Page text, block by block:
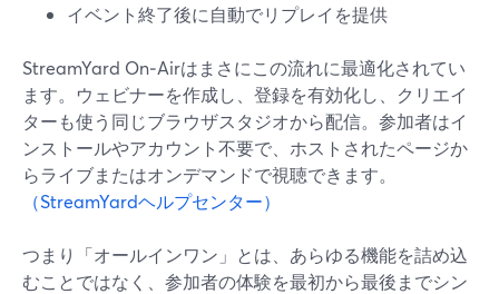
イベント終了後に自動でリプレイを提供
StreamYard On‑Airはまさにこの流れに最適化されてい
ます。ウェビナーを作成し、登録を有効化し、クリエイ
ターも使う同じブラウザスタジオから配信。参加者はイ
ンストールやアカウント不要で、ホストされたページか
らライブまたはオンデマンドで視聴できます。
（StreamYardヘルプセンター）
つまり「オールインワン」とは、あらゆる機能を詰め込
むことではなく、参加者の体験を最初から最後までシン